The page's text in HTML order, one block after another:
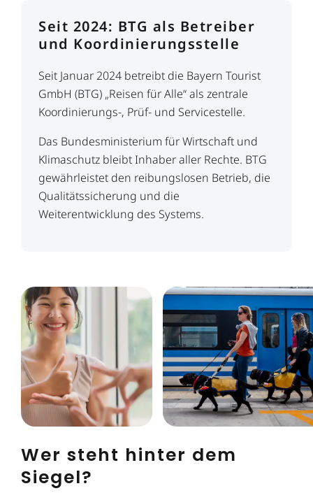
Seit 2024: BTG als Betreiber
und Koordinierungsstelle
Seit Januar 2024 betreibt die Bayern Tourist
GmbH (BTG) „Reisen für Alle“ als zentrale
Koordinierungs-, Prüf- und Servicestelle.
Das Bundesministerium für Wirtschaft und
Klimaschutz bleibt Inhaber aller Rechte. BTG
gewährleistet den reibungslosen Betrieb, die
Qualitätssicherung und die
Weiterentwicklung des Systems.
Wer steht hinter dem
Siegel?